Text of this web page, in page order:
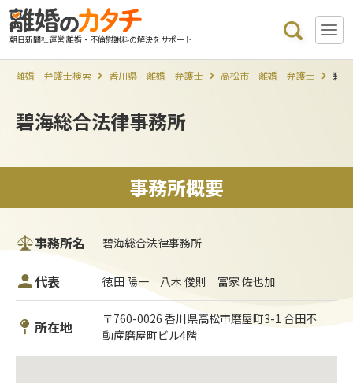
朝日新聞社運営 離婚・不倫慰謝料の解決をサポート
離婚 弁護士検索 香川県 離婚 弁護士 高松市 離婚 弁護士 碧
碧海総合法律事務所
事務所概要
事務所名 碧海総合法律事務所
代表 徳田 陽一 八木 俊則 富家 佐也加
所在地
〒760-0026 香川県高松市磨屋町3-1 合田不
動産磨屋町ビル4階